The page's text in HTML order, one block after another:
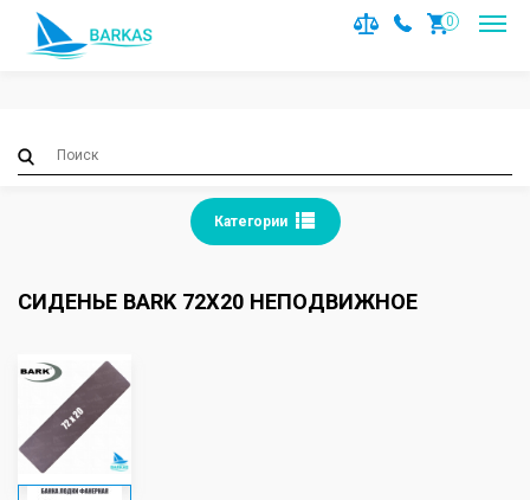
Notice
: Trying to access array offset on value of type null in
/var/www/barkas/data/www/barkas.com.ua/catalog/
on line36
0
Категории
СИДЕНЬЕ BARK 72Х20 НЕПОДВИЖНОЕ